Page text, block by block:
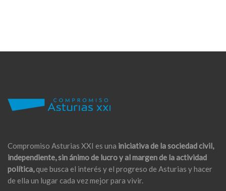
Compromiso Asturias XXI es una iniciativa de la sociedad civil,
independiente, sin ánimo de lucro y al margen de la actividad
política,que busca el interés y el progreso de Asturias y hacer
de ella un lugar cada vez mejor para vivir.